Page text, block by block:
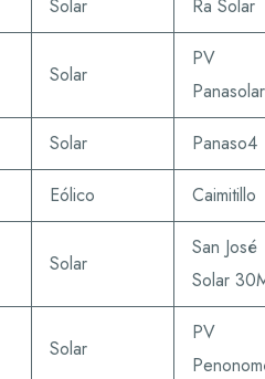
Solar Ra Solar
Solar
PV
Solar Panaso4
Eólico Caimitillo
Solar
San José
Solar
Solar
PV